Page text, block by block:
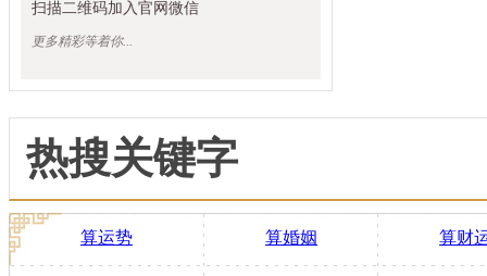
扫描二维码加入官网微信
更多精彩等着你...
热搜关键字
算运势 算婚姻 算财